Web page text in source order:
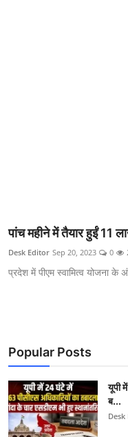
पांच महीने में तैयार हुईं 11
Desk Editor Sep 20, 2023 0
प्रदेश में पीएम स्वामित्व योजना के
Popular Posts
यूपी
ब...